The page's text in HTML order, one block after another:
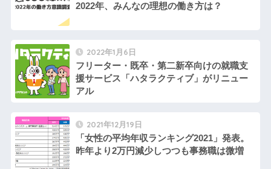
2022年、みんなの理想の働き方は？
2022年1月6日
フリーター・既卒・第二新卒向けの就職支
援サービス「ハタラクティブ」がリニュー
アル
2021年12月19日
「女性の平均年収ランキング2021」発表。
昨年より2万円減少しつつも事務職は微増